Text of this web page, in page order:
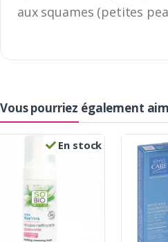
aux squames (petites
Vous pourriez également
En stock